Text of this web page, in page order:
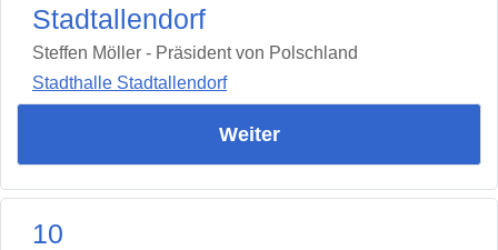
Stadtallendorf
Steffen Möller - Präsident von Polschland
Stadthalle Stadtallendorf
Weiter
10